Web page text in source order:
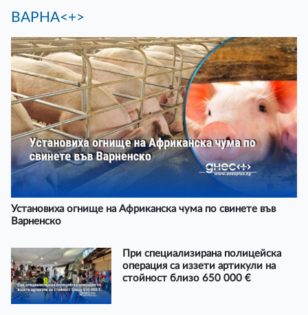
ВАРНА<+>
Установиха огнище на Африканска чума по свинете във
Варненско
При специализирана полицейска
операция са иззети артикули на
стойност близо 650 000 €